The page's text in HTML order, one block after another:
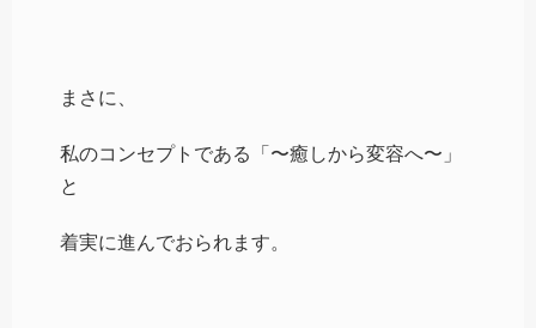
まさに、
私のコンセプトである「〜癒しから変容へ〜」
と
着実に進んでおられます。